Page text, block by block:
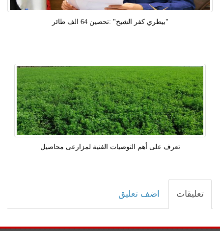
"بيطري كفر الشيخ" :تحصين 64 الف طائر
تعرف على أهم التوصيات الفنية لمزارعى‫ محاصيل
تعليقات اضف تعليق